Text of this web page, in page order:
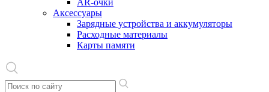
AR-очки
Аксессуары
Зарядные устройства и аккумуляторы
Расходные материалы
Карты памяти